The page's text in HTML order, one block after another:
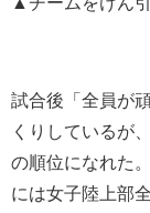
試合後「全員が
くりしているが
の順位になれた
には女子陸上部